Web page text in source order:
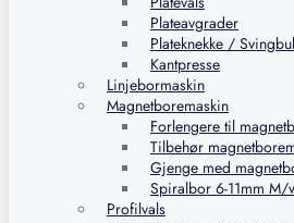
Plateavgrader
Plateknekke /
Kantpresse
Linjebormaskin
Magnetboremaskin
Forlengere til
Tilbehør
Gjenge med
Spiralbor 6-11mm M/
Profilvals